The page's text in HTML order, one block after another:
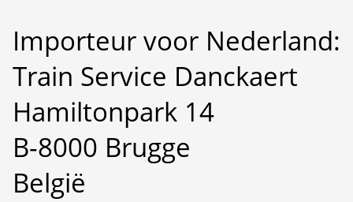
Importeur voor Nederland:
Train Service Danckaert
Hamiltonpark 14
B-8000 Brugge
België